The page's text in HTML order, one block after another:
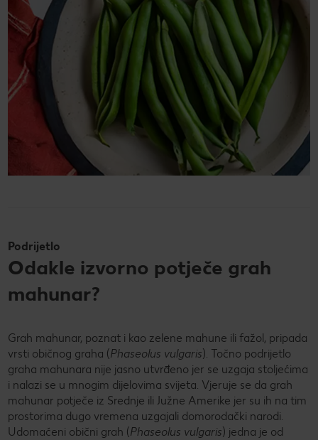
Podrijetlo
Odakle izvorno potječe grah
mahunar?
Grah mahunar, poznat i kao zelene mahune ili fažol, pripada
vrsti običnog graha (Phaseolus vulgaris). Točno podrijetlo
graha mahunara nije jasno utvrđeno jer se uzgaja stoljećima
i nalazi se u mnogim dijelovima svijeta. Vjeruje se da grah
mahunar potječe iz Srednje ili Južne Amerike jer su ih na tim
prostorima dugo vremena uzgajali domorodački narodi.
Udomaćeni obični grah (Phaseolus vulgaris) jedna je od